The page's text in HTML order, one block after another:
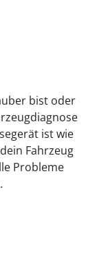
bist oder
ist wie
Fahrzeug
Probleme